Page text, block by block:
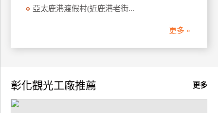
飯
作
亞太鹿港渡假村(近鹿港老街...
更多 »
更多
彰化觀光工廠推薦